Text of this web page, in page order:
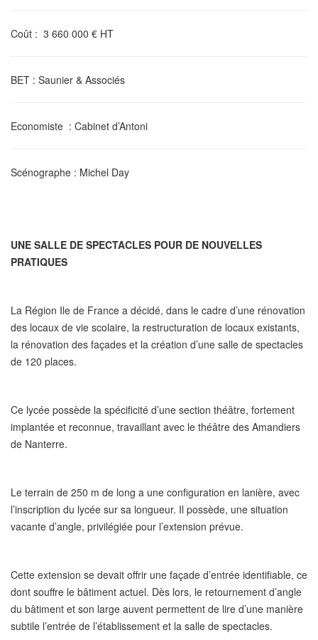
Coût : 3 660 000 € HT
BET : Saunier & Associés
Economiste : Cabinet d’Antoni
Scénographe : Michel Day
UNE SALLE DE SPECTACLES POUR DE NOUVELLES
PRATIQUES
La Région Ile de France a décidé, dans le cadre d’une rénovation
des locaux de vie scolaire, la restructuration de locaux existants,
la rénovation des façades et la création d’une salle de spectacles
de 120 places.
Ce lycée possède la spécificité d’une section théâtre, fortement
implantée et reconnue, travaillant avec le théâtre des Amandiers
de Nanterre.
Le terrain de 250 m de long a une configuration en lanière, avec
l’inscription du lycée sur sa longueur. Il possède, une situation
vacante d’angle, privilégiée pour l’extension prévue.
Cette extension se devait offrir une façade d’entrée identifiable, ce
dont souffre le bâtiment actuel. Dès lors, le retournement d’angle
du bâtiment et son large auvent permettent de lire d’une manière
subtile l’entrée de l’établissement et la salle de spectacles.